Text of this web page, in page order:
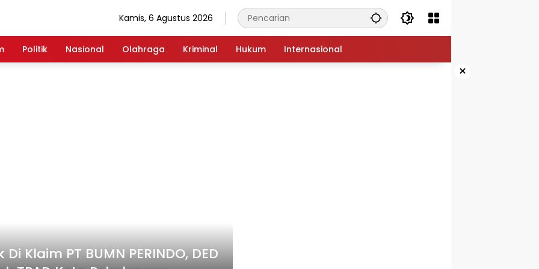
Kamis, 6 Agustus 2026
Politik Nasional Olahraga Kriminal Hukum Internasional
×
Klaim PT BUMN PERINDO, DED